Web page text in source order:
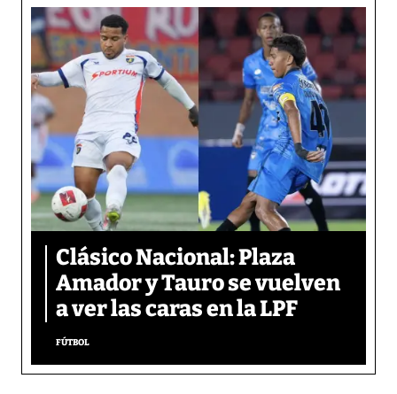
Clásico Nacional: Plaza
Amador y Tauro se vuelven
a ver las caras en la LPF
FÚTBOL